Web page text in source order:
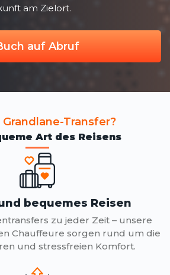
am Zielort.
auf Abruf
Transfer?
Art des Reisens
bequemes Reisen
zu jeder Zeit – unsere
Chauffeure sorgen rund um die
und stressfreien Komfort.